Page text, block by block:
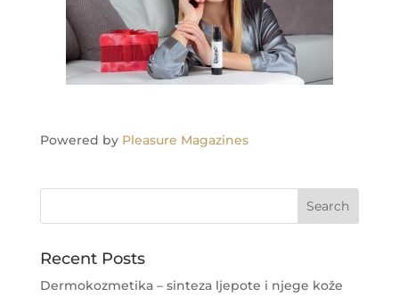
Powered by Pleasure Magazines
Recent Posts
Dermokozmetika – sinteza ljepote i njege kože